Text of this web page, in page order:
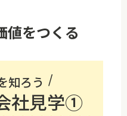
をつくる
知ろう
社見学①